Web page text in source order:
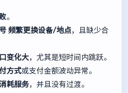
。
频繁更换设备/地点，且缺少合
变化大，尤其是短时间内跳跃。
方式或支付金额波动异常。
耗服务，并且没有过渡。